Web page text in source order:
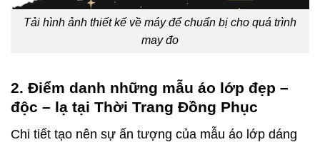
Tải hình ảnh thiết kế về máy để chuẩn bị cho quá trình
may đo
2. Điểm danh những mẫu áo lớp đẹp –
độc – lạ tại Thời Trang Đồng Phục
Chi tiết tạo nên sự ấn tượng của mẫu áo lớp dáng